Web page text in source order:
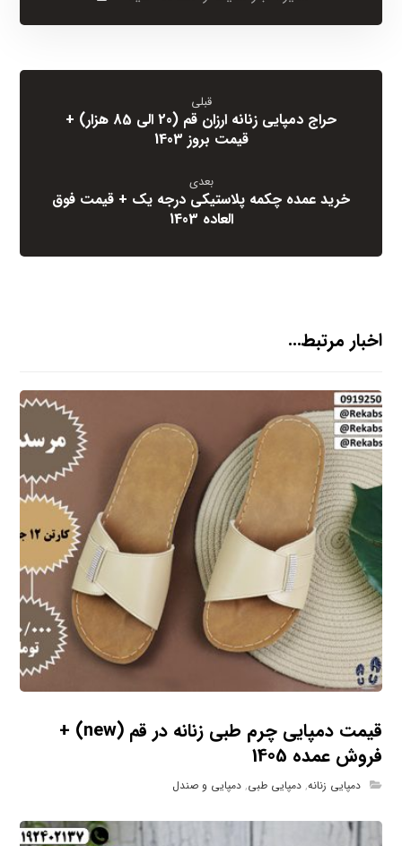
قبلی
حراج دمپایی زنانه ارزان قم (20 الی 85 هزار) +
قیمت بروز 1403
بعدی
خرید عمده چکمه پلاستیکی درجه یک + قیمت فوق
العاده 1403
اخبار مرتبط...
قیمت دمپایی چرم طبی زنانه در قم (new) +
فروش عمده 1405
دمپایی زنانه,دمپایی طبی,دمپایی و صندل